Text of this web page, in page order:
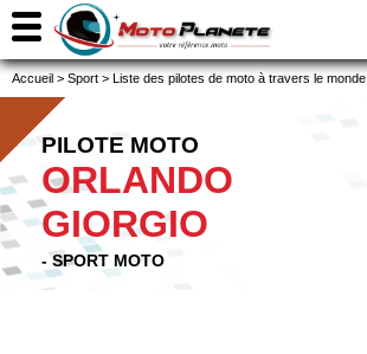
Accueil > Sport > Liste des pilotes de moto à travers le monde
PILOTE MOTO
ORLANDO
GIORGIO
- SPORT MOTO